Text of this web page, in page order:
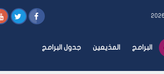
البرامج المذيعين جدول البرامج